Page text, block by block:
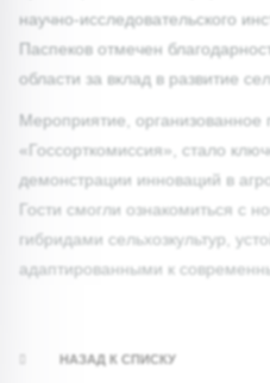
научно-исследовательского
Паспеков отмечен
области за вклад в развитие
Мероприятие,
«Госсорткомиссия», стало
демонстрации инноваций в
Гости смогли ознакомиться с
гибридами сельхозкультур,
адаптированными к
НАЗАД К СПИСКУ